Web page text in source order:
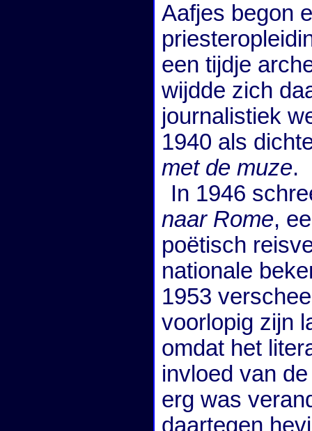
Aafjes begon
een tijdje
wijdde zich
journalistiek
1940 als
met de muze.
In 1946
naar Rome,
poëtisch
nationale
1953
voorlopig zijn
omdat het
invloed van
erg was
daartegen